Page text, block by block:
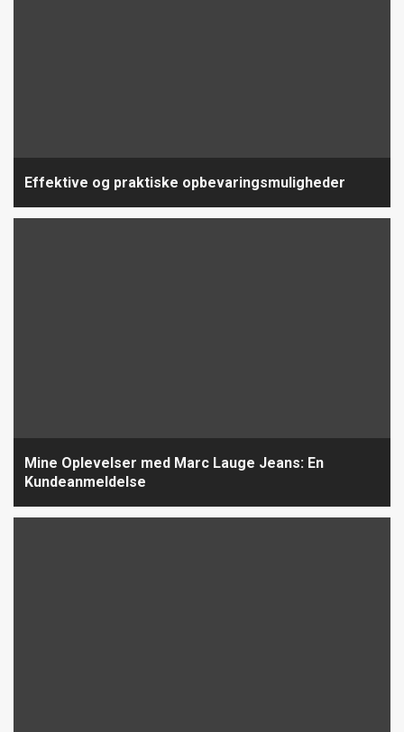
Effektive og praktiske opbevaringsmuligheder
Mine Oplevelser med Marc Lauge Jeans: En
Kundeanmeldelse